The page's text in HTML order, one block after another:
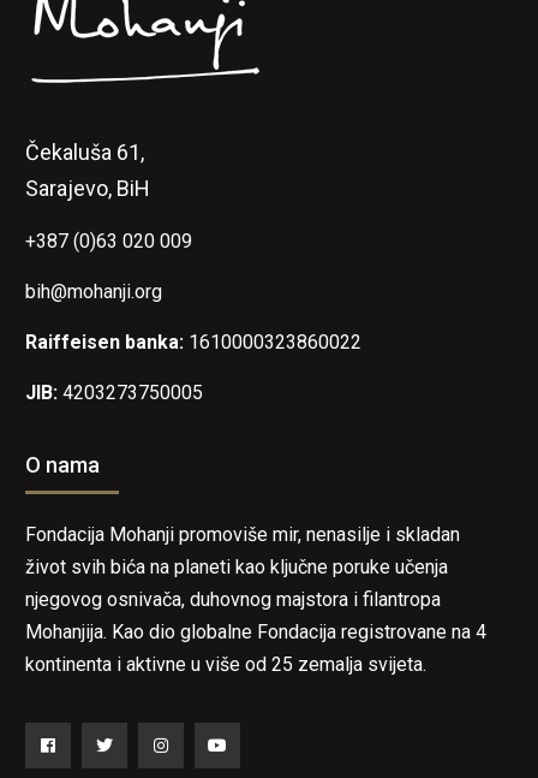
Čekaluša 61,
Sarajevo, BiH
+387 (0)63 020 009
bih@mohanji.org
Raiffeisen banka: 1610000323860022
JIB: 4203273750005
O nama
Fondacija Mohanji promoviše mir, nenasilje i skladan
život svih bića na planeti kao ključne poruke učenja
njegovog osnivača, duhovnog majstora i filantropa
Mohanjija. Kao dio globalne Fondacija registrovane na 4
kontinenta i aktivne u više od 25 zemalja svijeta.